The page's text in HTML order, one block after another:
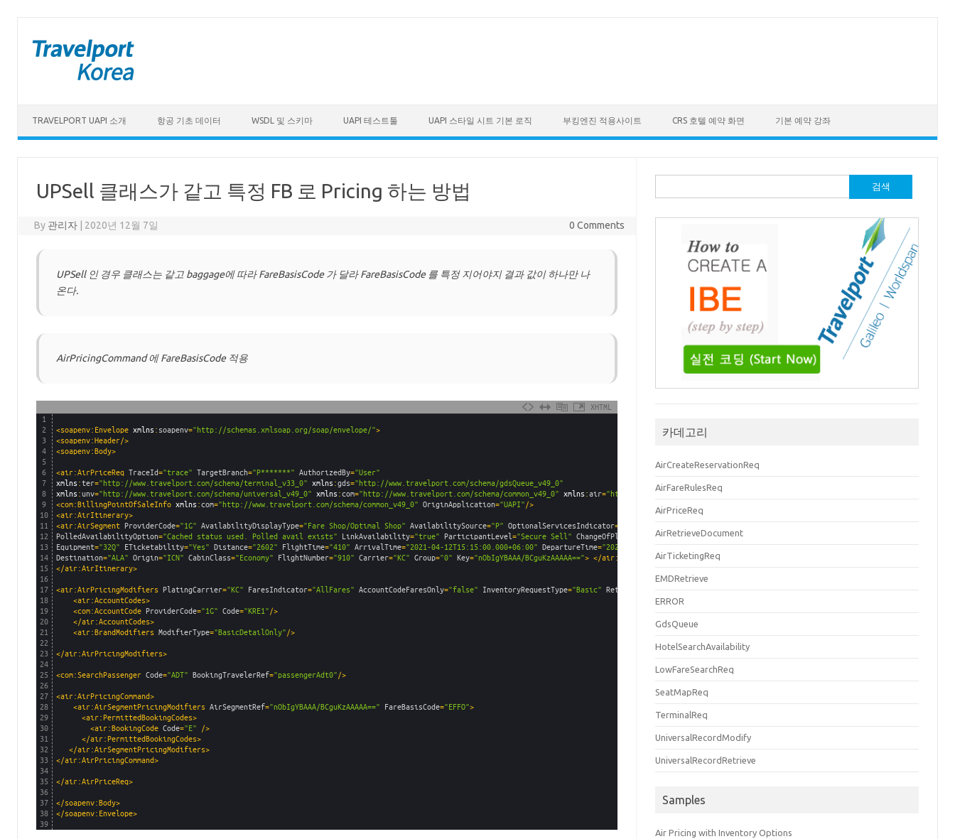
TRAVELPORT UAPI 소개 항공 기초 데이터 WSDL 및 스키마 UAPI 테스트툴 UAPI 스타일 시트 기본 로직 부킹엔진 적용사이트 CRS 호텔 예약 화면 기본 예약 강좌
UPSell 클래스가 같고 특정 FB 로 Pricing 하는 방법
By 관리자 2020년 12월 7일 0 Comments
UPSell 인 경우 클래스는 같고 baggage에 따라 FareBasisCode 가 달라 FareBasisCode 를 특정 지어야지 결과 값이 하나만 나
온다.
AirPricingCommand 에 FareBasisCode 적용
XHTML
1
2
3
4
5
6
7
8
9
10
11
12
13
14
15
16
17
18
19
20
21
22
23
24
25
26
27
28
29
30
31
32
33
34
35
36
37
38
39
<soapenv:Envelope xmlns: soapenv="http://schemas.xmlsoap.org/soap/envelope/">
<soapenv:Header/>
<soapenv:Body>
<air:AirPriceReq TraceId="trace" TargetBranch="P*******" AuthorizedBy="User"
xmlns:ter="http://www.travelport.com/schema/terminal_v33_0" xmlns:gds="http://www.travelport.com/schema/gdsQueue_v49_0"
xmlns:unv="http://www.travelport.com/schema/universal_v49_0" xmlns:com="http://www.travelport.com/schema/common_v49_0" xmlns:air="http://www.travelport.com/schema/air_v49_0"
<com:BillingPointOfSaleInfo xmlns:com="http://www.travelport.com/schema/common_v49_0" OriginApplication="UAPI" />
<air:AirItinerary>
<air:AirSegment ProviderCode="1G" AvailabilityDisplayType="Fare Shop/Optimal Shop" AvailabilitySource="P" OptionalServicesIndicator=
PolledAvailabilityOption="Cached status used. Polled avail exists" LinkAvailability="true" ParticipantLevel="Secure Sell" ChangeOfPlane
"false"
Equipment="32Q" ETicketability="Yes" Distance="2602" FlightTime="410" ArrivalTime="2021-04-12T15:15:00.000+06:00" DepartureTime="2021-04-12T11:25:00.000+09:00"
Destination="ALA" Origin="ICN" CabinClass="Economy" FlightNumber="910" Carrier="KC" Group="0" Key="nObIgYBAAA/BCguKzAAAAA=="> </air:AirSegment>
</air:AirItinerary>
<air:AirPricingModifiers PlatingCarrier="KC" FaresIndicator="AllFares" AccountCodeFaresOnly="false" InventoryRequestType="Basic" ReturnServices
<air:AccountCodes>
<com:AccountCode ProviderCode="1G" Code="KRE1" />
</air:AccountCodes>
<air:BrandModifiers ModifierType="BasicDetailOnly" />
</air:AirPricingModifiers>
<com:SearchPassenger Code="ADT" BookingTravelerRef="passengerAdt0" />
<air:AirPricingCommand>
<air:AirSegmentPricingModifiers AirSegmentRef="nObIgYBAAA/BCguKzAAAAA==" FareBasisCode="EFFO">
<air:PermittedBookingCodes>
<air:BookingCode Code="E" />
</air:PermittedBookingCodes>
</air:AirSegmentPricingModifiers>
</air:AirPricingCommand>
</air:AirPriceReq>
</soapenv:Body>
</soapenv:Envelope>
색:
카데고리
AirCreateReservationReq
AirFareRulesReq
AirPriceReq
AirRetrieveDocument
AirTicketingReq
EMDRetrieve
ERROR
GdsQueue
HotelSearchAvailability
LowFareSearchReq
SeatMapReq
TerminalReq
UniversalRecordModify
UniversalRecordRetrieve
Samples
Air Pricing with Inventory Options